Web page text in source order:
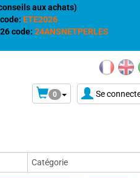
aux achats)
ETE2026
code: 24ANSNETPERLES
Se
0